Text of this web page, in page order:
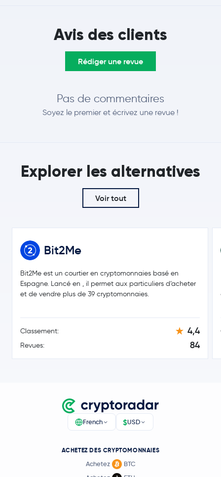
Avis des clients
Rédiger une revue
Pas de commentaires
Soyez le premier et écrivez une revue !
Explorer les alternatives
Voir tout
Bit2Me
Bit2Me est un courtier en cryptomonnaies basé en
Espagne. Lancé en , il permet aux particuliers d’acheter
et de vendre plus de 39 cryptomonnaies.
Classement: 4,4
Revues: 84
French $USD
ACHETEZ DES CRYPTOMONNAIES
Achetez
BTC